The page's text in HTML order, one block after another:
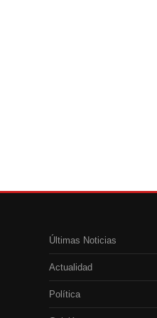
Últimas Noticias
Actualidad
Política